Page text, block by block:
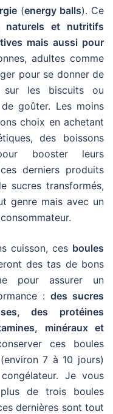
(energy balls). Ce
naturels et
nutritifs
mais aussi pour
adultes comme
pour se donner de
sur les biscuits ou
goûter. Les moins
choix en achetant
des boissons
booster leurs
derniers produits
sucres transformés,
genre mais avec un
cuisson, ces boules
des tas de bons
pour assurer un
:des sucres
des protéines
minéraux et
ces boules
7 à 10 jours)
Je vous
de trois boules
dernières sont tout